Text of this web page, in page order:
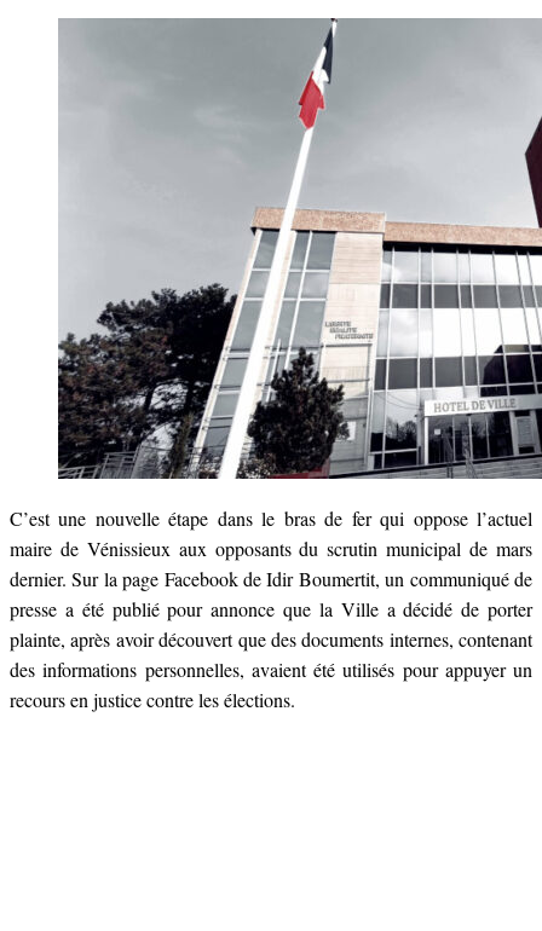
C’est une nouvelle étape dans le bras de fer qui oppose l’actuel
maire de Vénissieux aux opposants du scrutin municipal de mars
dernier. Sur la page Facebook de Idir Boumertit, un communiqué de
presse a été publié pour annonce que la Ville a décidé de porter
plainte, après avoir découvert que des documents internes, contenant
des informations personnelles, avaient été utilisés pour appuyer un
recours en justice contre les élections.